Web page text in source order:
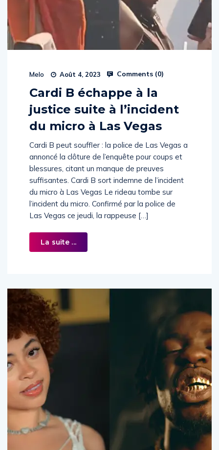
Melo Août 4, 2023 Comments (0)
Cardi B échappe à la
justice suite à l’incident
du micro à Las Vegas
Cardi B peut souffler : la police de Las Vegas a
annoncé la clôture de l’enquête pour coups et
blessures, citant un manque de preuves
suffisantes. Cardi B sort indemne de l’incident
du micro à Las Vegas Le rideau tombe sur
l’incident du micro. Confirmé par la police de
Las Vegas ce jeudi, la rappeuse […]
La suite ...